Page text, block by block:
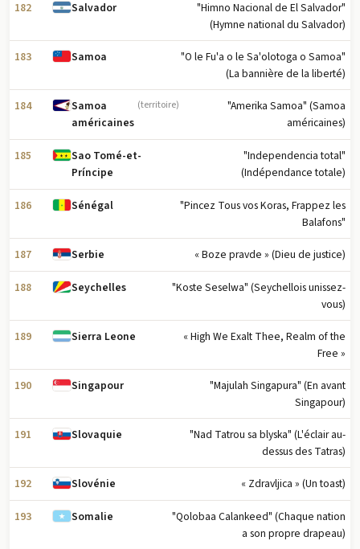
182 Salvador
"Himno Nacional de El Salvador"
(Hymne national du Salvador)
183 Samoa
"O le Fu'a o le Sa'olotoga o Samoa"
(La bannière de la liberté)
184
Samoa
américaines
(territoire)
"Amerika Samoa" (Samoa
américaines)
185
Sao Tomé-et-
Príncipe
"Independencia total"
(Indépendance totale)
186 Sénégal
"Pincez Tous vos Koras, Frappez les
Balafons"
187 Serbie « Boze pravde » (Dieu de justice)
188 Seychelles
"Koste Seselwa" (Seychellois unissez-
vous)
189 Sierra Leone
« High We Exalt Thee, Realm of the
Free »
190 Singapour
"Majulah Singapura" (En avant
Singapour)
191 Slovaquie
"Nad Tatrou sa blyska" (L'éclair au-
dessus des Tatras)
192 Slovénie « Zdravljica » (Un toast)
193 Somalie
"Qolobaa Calankeed" (Chaque nation
a son propre drapeau)